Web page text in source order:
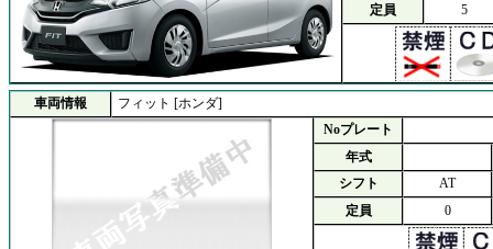
定員
5
車両情報
フィット [ホンダ]
Noプレート
年式
シフト
AT
定員
0